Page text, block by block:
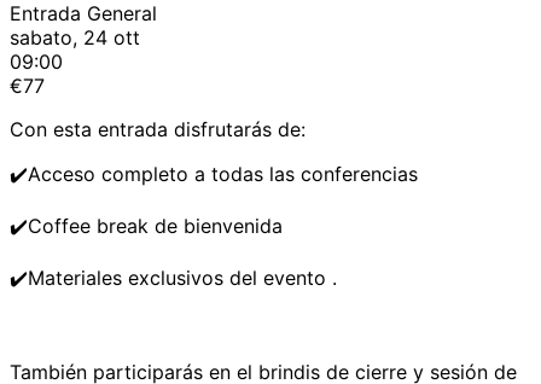
Entrada General
sabato, 24 ott
09:00
€77
Con esta entrada disfrutarás de:
✔️Acceso completo a todas las conferencias
✔️Coffee break de bienvenida
✔️Materiales exclusivos del evento .
También participarás en el brindis de cierre y sesión de